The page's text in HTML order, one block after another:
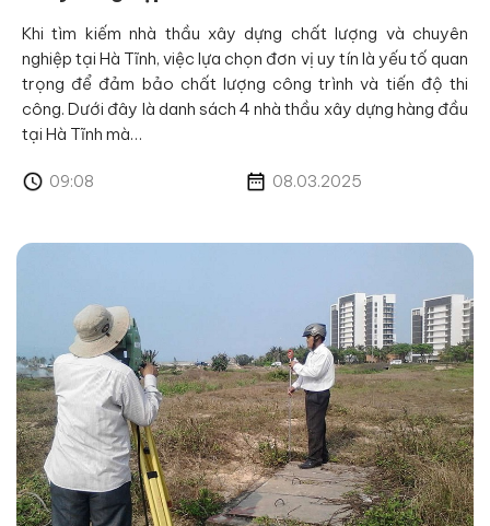
Khi tìm kiếm nhà thầu xây dựng chất lượng và chuyên
nghiệp tại Hà Tĩnh, việc lựa chọn đơn vị uy tín là yếu tố quan
trọng để đảm bảo chất lượng công trình và tiến độ thi
công. Dưới đây là danh sách 4 nhà thầu xây dựng hàng đầu
tại Hà Tĩnh mà…
09:08 08.03.2025